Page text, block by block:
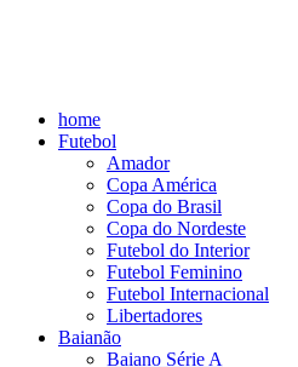
home
Futebol
Amador
Copa América
Copa do Brasil
Copa do Nordeste
Futebol do Interior
Futebol Feminino
Futebol Internacional
Libertadores
Baianão
Baiano Série A